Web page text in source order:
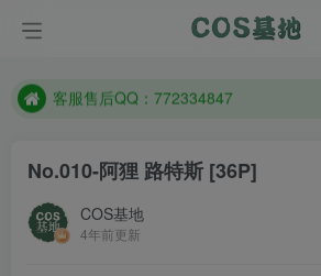
防失联：百度搜索《一七天佳》，实时
遇到任何问题加客服QQ：772334847
No.010-阿狸 路特斯 [36P]
COS基地
4年前更新